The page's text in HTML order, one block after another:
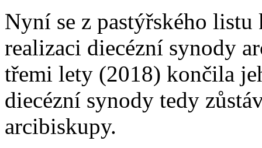
Nyní se z pastýřského
realizaci diecézní synody
třemi lety (2018) končila
diecézní synody tedy
arcibiskupy.